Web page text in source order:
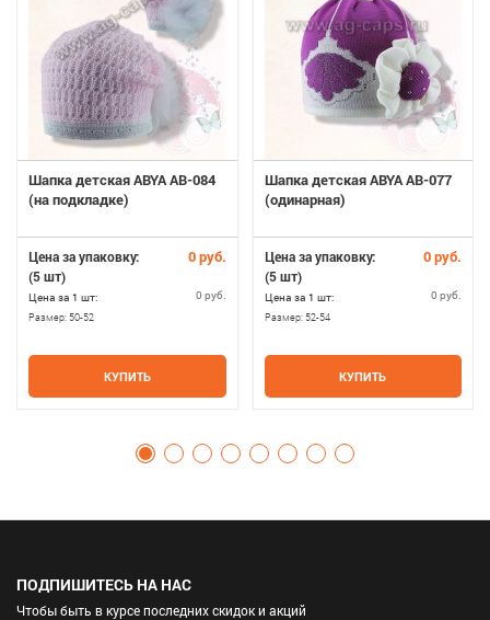
Шапка детская ABYA AB-084
(на подкладке)
Цена за упаковку: 0 руб.
(5 шт)
Цена за 1 шт: 0 руб.
Размер:50-52
КУПИТЬ
Шапка детская ABYA AB-077
(одинарная)
Цена за упаковку: 0 руб.
(5 шт)
Цена за 1 шт: 0 руб.
Размер: 52-54
КУПИТЬ
ПОДПИШИТЕСЬ НА НАС
Чтобы быть в курсе последних скидок и акций